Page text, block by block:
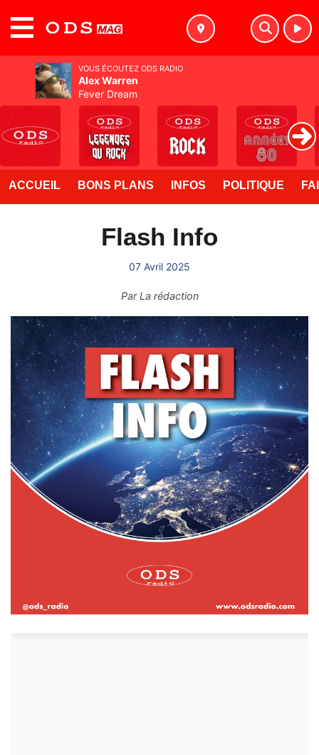
ACCUEIL BONS PLANS INFOS POLITIQUE
Flash Info
07 Avril 2025
ParLa rédaction
VOUS ÉCOUTEZ ODS RADIO
Alex Warren
Fever Dream